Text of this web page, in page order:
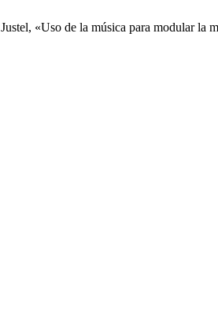
«Uso de la música para modular la